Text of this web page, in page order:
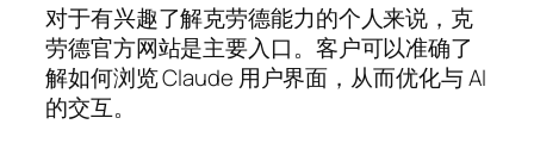
对于有兴趣了解克劳德能力的个人来说，克
劳德官方网站是主要入口。客户可以准确了
解如何浏览 Claude 用户界面，从而优化与 AI
的交互。